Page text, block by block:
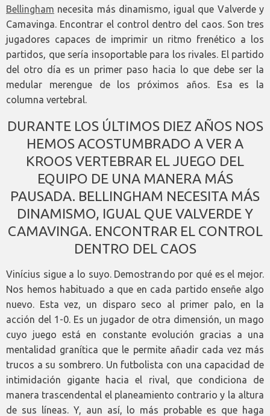
Bellingham necesita más dinamismo, igual que Valverde y
Camavinga. Encontrar el control dentro del caos. Son tres
jugadores capaces de imprimir un ritmo frenético a los
partidos, que sería insoportable para los rivales. El partido
del otro día es un primer paso hacia lo que debe ser la
medular merengue de los próximos años. Esa es la
columna vertebral.
DURANTE LOS ÚLTIMOS DIEZ AÑOS NOS
HEMOS ACOSTUMBRADO A VER A
KROOS VERTEBRAR EL JUEGO DEL
EQUIPO DE UNA MANERA MÁS
PAUSADA. BELLINGHAM NECESITA MÁS
DINAMISMO, IGUAL QUE VALVERDE Y
CAMAVINGA. ENCONTRAR EL CONTROL
DENTRO DEL CAOS
Vinícius sigue a lo suyo. Demostrando por qué es el mejor.
Nos hemos habituado a que en cada partido enseñe algo
nuevo. Esta vez, un disparo seco al primer palo, en la
acción del 1-0. Es un jugador de otra dimensión, un mago
cuyo juego está en constante evolución gracias a una
mentalidad granítica que le permite añadir cada vez más
trucos a su sombrero. Un futbolista con una capacidad de
intimidación gigante hacia el rival, que condiciona de
manera trascendental el planeamiento contrario y la altura
de sus líneas. Y, aun así, lo más probable es que haga